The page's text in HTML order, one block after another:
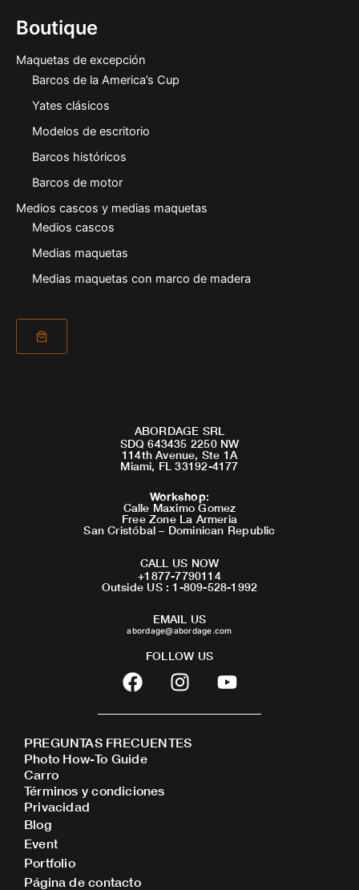
Boutique
Maquetas de excepción
Barcos de la America’s Cup
Yates clásicos
Modelos de escritorio
Barcos históricos
Barcos de motor
Medios cascos y medias maquetas
Medios cascos
Medias maquetas
Medias maquetas con marco de madera
ABORDAGE SRL
SDQ 643435 2250 NW
114th Avenue, Ste 1A
Miami, FL 33192-4177
Workshop:
Calle Maximo Gomez
Free Zone La Armeria
San Cristóbal – Dominican Republic
CALL US NOW
+1877-7790114
Outside US : 1-809-528-1992
EMAIL US
abordage@abordage.com
FOLLOW US
F
a
c
b
o
o
I
n
s
a
Y
o
u
PREGUNTAS FRECUENTES
Photo How-To Guide
Carro
Términos y condiciones
Privacidad
Blog
Event
Portfolio
Página de contacto